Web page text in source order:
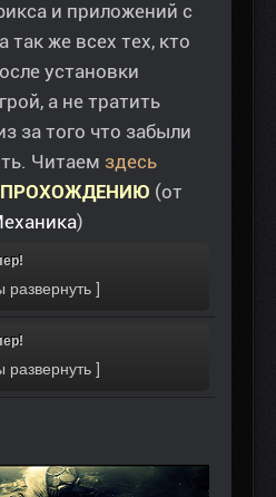
и приложений с
так же всех тех, кто
установки
а не тратить
за того что забыли
Читаем здесь
(от
)